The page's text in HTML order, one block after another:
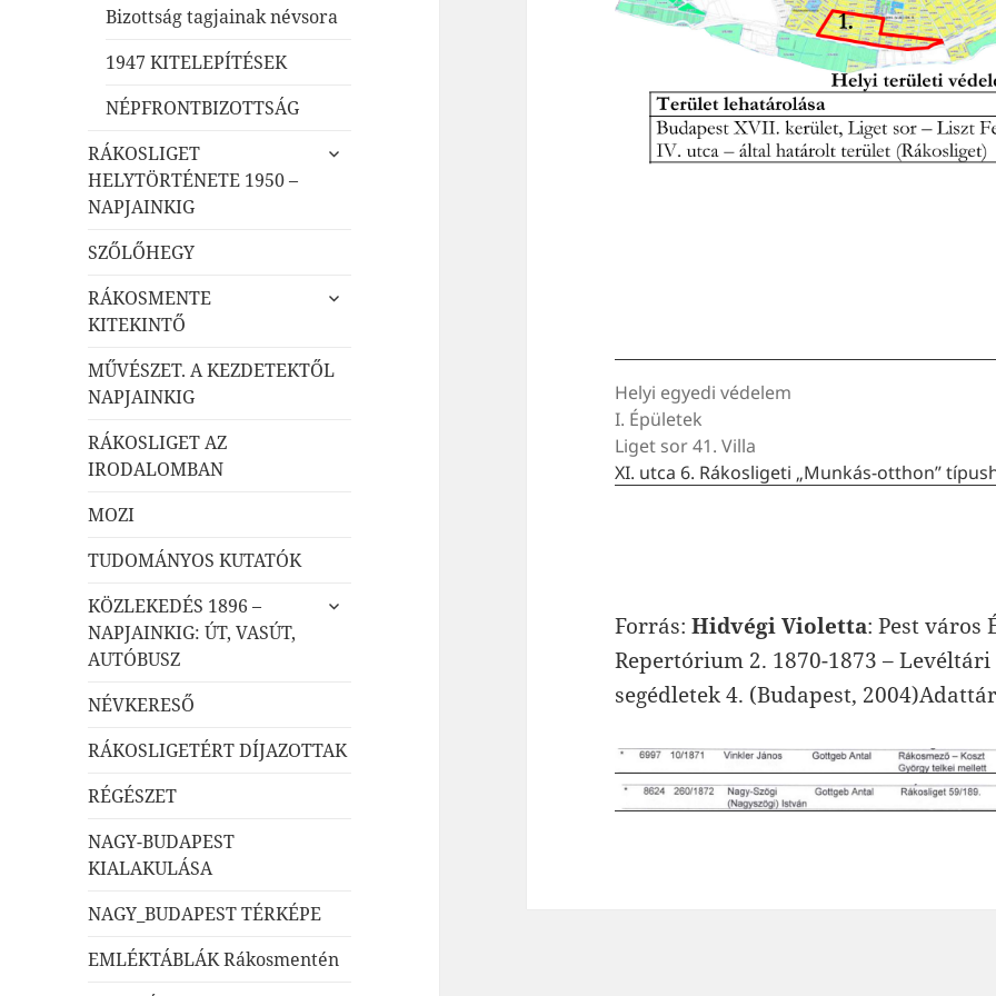
Bizottság tagjainak névsora
1947 KITELEPÍTÉSEK
NÉPFRONTBIZOTTSÁG
RÁKOSLIGET
HELYTÖRTÉNETE 1950 –
NAPJAINKIG
almenü
SZŐLŐHEGY
RÁKOSMENTE
KITEKINTŐ
almenü
MŰVÉSZET. A KEZDETEKTŐL
NAPJAINKIG
RÁKOSLIGET AZ
IRODALOMBAN
MOZI
TUDOMÁNYOS KUTATÓK
KÖZLEKEDÉS 1896 –
NAPJAINKIG: ÚT, VASÚT,
AUTÓBUSZ
almenü
NÉVKERESŐ
RÁKOSLIGETÉRT DÍJAZOTTAK
RÉGÉSZET
NAGY-BUDAPEST
KIALAKULÁSA
NAGY_BUDAPEST TÉRKÉPE
EMLÉKTÁBLÁK Rákosmentén
Helyi egyedi védelem
I. Épületek
Liget sor 41. Villa
XI. utca 6. Rákosligeti „Munkás-otthon”
Forrás:Hidvégi Violetta: Pest
Repertórium 2. 1870-1873 –
segédletek 4. (Budapest,